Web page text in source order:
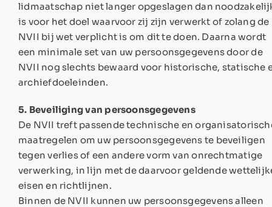
lidmaatschap niet langer opgeslagen dan
is voor het doel waarvoor zij zijn verwerkt of zolang de
NVII bij wet verplicht is om dit te doen. Daarna wordt
een minimale set van uw persoonsgegevens door de
NVII nog slechts bewaard voor historische, statische
archiefdoeleinden.
5. Beveiliging van persoonsgegevens
De NVII treft passende technische en
maatregelen om uw persoonsgegevens te beveiligen
tegen verlies of een andere vorm van onrechtmatige
verwerking, in lijn met de daarvoor geldende
eisen en richtlijnen.
Binnen de NVII kunnen uw persoonsgegevens alleen